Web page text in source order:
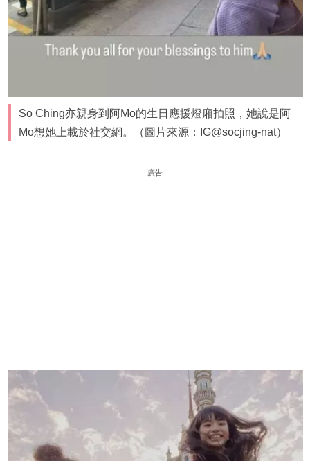
So Ching亦親身到阿Mo的生日應援燈廂拍照，她說是阿
Mo想她上載於社交網。（圖片來源：IG@socjing-nat）
廣告